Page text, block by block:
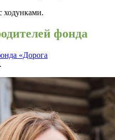
ходунками.
фонда
«Дорога